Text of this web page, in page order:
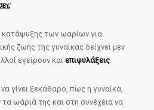
των ωαρίων για
ζωής της γυναίκας δείχνει μεν
εγείρουν καιεπιφυλάξεις.
γίνει ξεκάθαρο, πως η γυναίκα,
ωάριά της και στη συνέχεια να